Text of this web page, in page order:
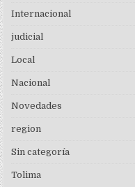
Internacional
judicial
Local
Nacional
Novedades
region
Sin categoría
Tolima